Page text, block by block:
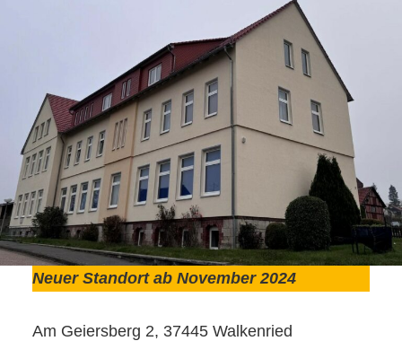
Neuer Standort ab November 2024
Am Geiersberg 2, 37445 Walkenried